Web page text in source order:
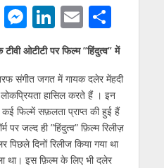
el
M
e
ss
e
n
g
er
Li
n
k
e
dI
n
E
m
ai
l
S
h
ar
e
ओटीटी पर फिल्म ”हिंदुत्व” में
संगीत जगत में गायक दलेर मेंहदी
हासिल करते हैं । इन
फिल्में सफ़लता प्राप्त की हुई हैं
पर जल्द ही ”हिंदुत्व” फ़िल्म रिलीज़
दिनों रिलीज किया गया था
था। इस फ़िल्म के लिए भी दलेर